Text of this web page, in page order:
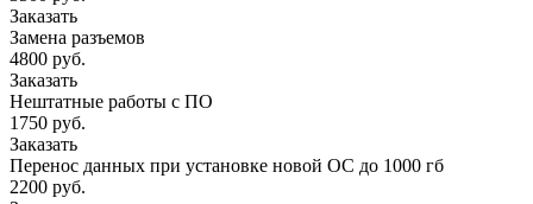
Заказать
Замена разъемов
4800 руб.
Заказать
Нештатные работы с ПО
1750 руб.
Заказать
Перенос данных при установке новой ОС до 1000 гб
2200 руб.